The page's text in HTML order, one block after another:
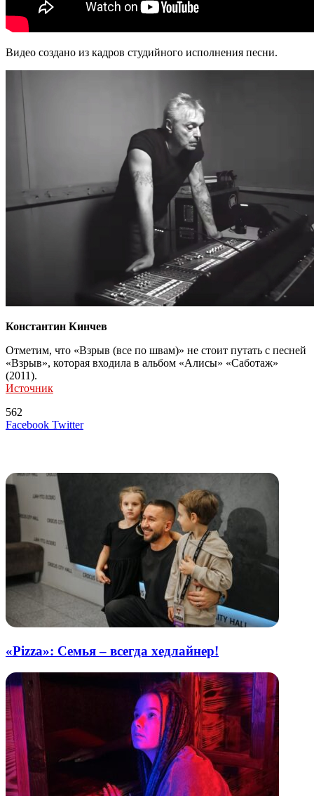
Видео создано из кадров студийного исполнения песни.
Константин Кинчев
Отметим, что «Взрыв (все по швам)» не стоит путать с песней
«Взрыв», которая входила в альбом «Алисы» «Саботаж»
(2011).
Источник
562
Facebook TwitterLinkedIn
Tumblr
Reddit
Вконтакте
Одноклассники
Skype
Messenger
Messenger
WhatsApp
Telegram
Viber
Line
Поделиться
Печатать
«Pizza»: Семья – всегда хедлайнер!